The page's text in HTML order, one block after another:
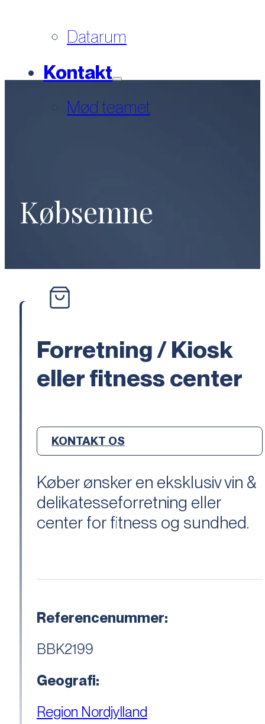
Datarum
Kontakt
Mød teamet
Købsemne
Forretning / Kiosk
eller fitness center
KONTAKT OS
Køber ønsker en eksklusiv vin &
delikatesseforretning eller
center for fitness og sundhed.
Referencenummer:
BBK2199
Geografi:
Region Nordjylland